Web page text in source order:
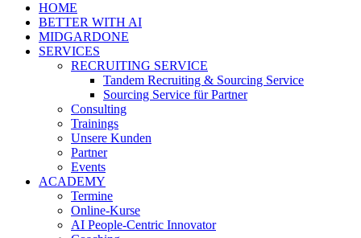
HOME
BETTER WITH AI
MIDGARDONE
SERVICES
RECRUITING SERVICE
Tandem Recruiting & Sourcing Service
Sourcing Service für Partner
Consulting
Trainings
Unsere Kunden
Partner
Events
ACADEMY
Termine
Online-Kurse
AI People-Centric Innovator